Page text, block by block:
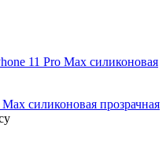
силиконовая прозрачная